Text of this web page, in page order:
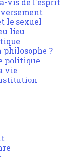
vis de l'esprit
le sexuel
lieu
philosophe ?
politique
vie